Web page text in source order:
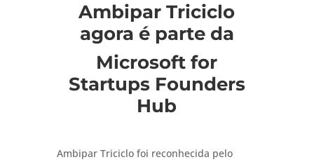
Ambipar Triciclo
agora é parte da
Microsoft for
Startups Founders
Hub
Ambipar Triciclo foi reconhecida pelo